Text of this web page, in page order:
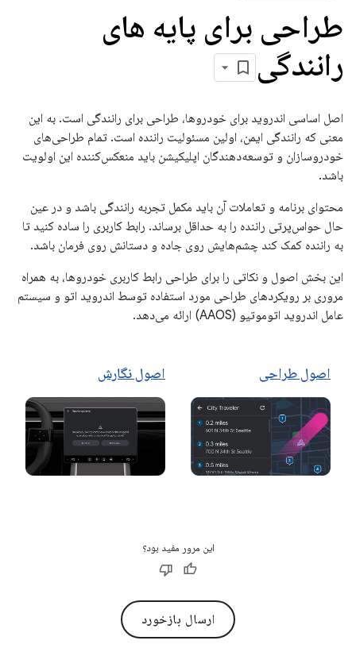
طراحی برای پایه های
رانندگی
اصل اساسی اندروید برای خودروها، طراحی برای رانندگی است. به این
معنی که رانندگی ایمن، اولین مسئولیت راننده است. تمام طراحی‌های
خودروسازان و توسعه‌دهندگان اپلیکیشن باید منعکس‌کننده این اولویت
باشد.
محتوای برنامه و تعاملات آن باید مکمل تجربه رانندگی باشد و در عین
حال حواس‌پرتی راننده را به حداقل برساند. رابط کاربری را ساده کنید تا
به راننده کمک کند چشم‌هایش روی جاده و دستانش روی فرمان باشد.
این بخش اصول و نکاتی را برای طراحی رابط کاربری خودروها، به همراه
مروری بر رویکردهای طراحی مورد استفاده توسط اندروید اتو و سیستم
عامل اندروید اتوموتیو (AAOS) ارائه می‌دهد.
اصول طراحی اصول نگارش
این مرور مفید بود؟
ارسال بازخورد